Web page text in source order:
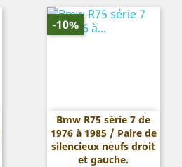
Bmw R75 série 7 de
1976 à 1985 / Paire de
silencieux neufs droit
et gauche.
-10%